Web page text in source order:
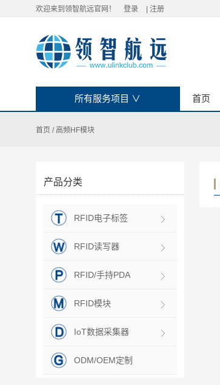
欢迎来到领智航远官网！ 登录 注册
所有服务项目 ∨ 首页
首页 / 高频HF模块
产品分类
RFID电子标签
RFID读写器
RFID/手持PDA
RFID模块
IoT数据采集器
ODM/OEM定制